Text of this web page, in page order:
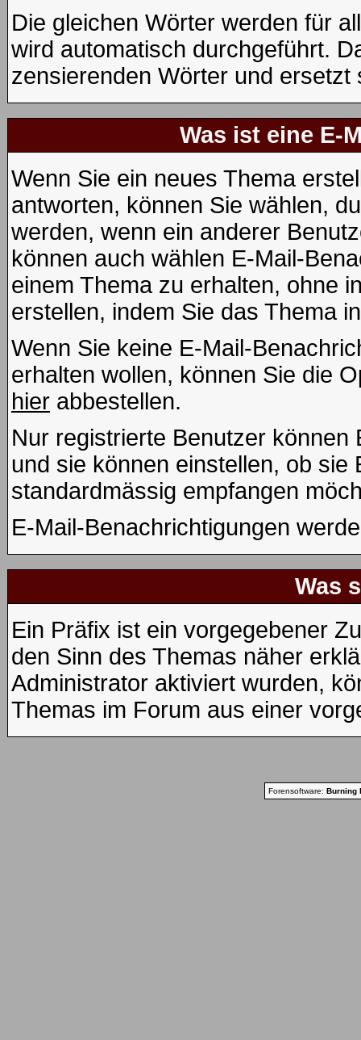
Die gleichen Wörter werden für
wird automatisch durchgeführt.
zensierenden Wörter und ersetzt
Was ist eine E-
Wenn Sie ein neues Thema
antworten, können Sie wählen,
werden, wenn ein anderer
können auch wählen E-Mail-
einem Thema zu erhalten, ohne
erstellen, indem Sie das Thema
Wenn Sie keine E-Mail-
erhalten wollen, können Sie die
hier abbestellen.
Nur registrierte Benutzer
und sie können einstellen, ob sie
standardmässig empfangen
E-Mail-Benachrichtigungen
Was
Ein Präfix ist ein vorgegebener
den Sinn des Themas näher
Administrator aktiviert wurden,
Themas im Forum aus einer
Forensoftware: Burning